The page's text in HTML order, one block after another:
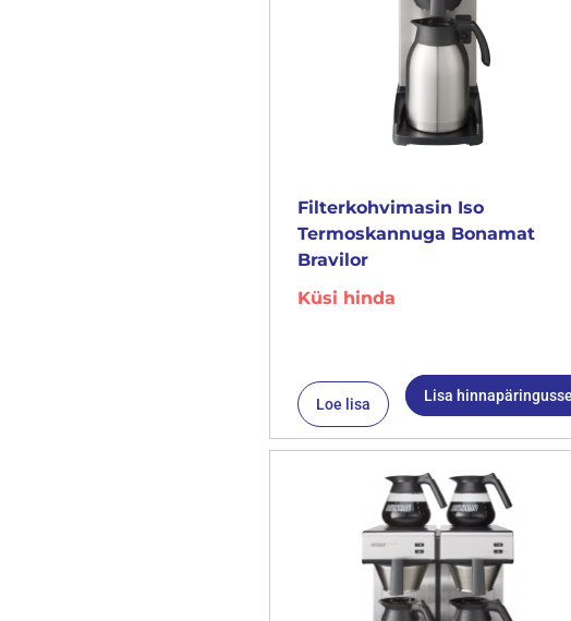
Filterkohvimasin Iso
Termoskannuga Bonamat
Bravilor
Küsi hinda
Loe lisa Lisa hinnapäringusse